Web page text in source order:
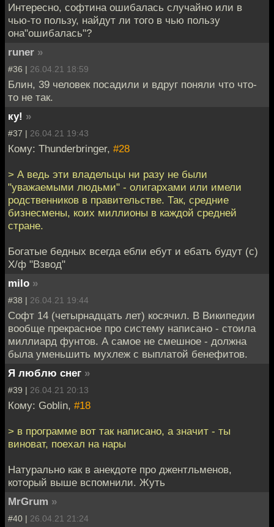
Интересно, софтина ошибалась случайно или в
чью-то пользу, найдут ли того в чью пользу
она"ошибалась"?
runer »
#36 | 26.04.21 18:59
Блин, 39 человек посадили и вдруг поняли что что-
то не так.
ку! »
#37 | 26.04.21 19:43
Кому: Thunderbringer, #28
> А ведь эти владельцы ни разу не были
"уважаемыми людьми" - олигархами или имели
родственников в правительстве. Так, средние
бизнесмены, коих миллионы в каждой средней
стране.
Богатые бедных всегда ебли ебут и ебать будут (с)
Х/ф "Взвод"
milo »
#38 | 26.04.21 19:44
Софт 14 (четырнадцать лет) косячил. В Википедии
вообще прекрасное про систему написано - стоила
миллиард фунтов. А самое не смешное - должна
была уменьшить мухлеж с выплатой бенефитов.
Я люблю снег »
#39 | 26.04.21 20:13
Кому: Goblin, #18
> в программе вот так написано, а значит - ты
виноват, поехал на нары
Натурально как в анекдоте про джентльменов,
который выше вспомнили. Жуть
MrGrum »
#40 | 26.04.21 21:24